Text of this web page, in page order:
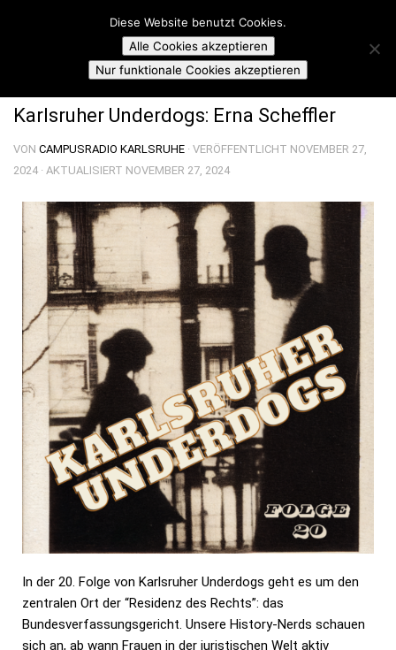
Skip to content
Campusradio Karlsruhe
KARLSRUHER UNDERDOGS
Karlsruher Underdogs: Erna Scheffler
VON CAMPUSRADIO KARLSRUHE · VERÖFFENTLICHT NOVEMBER 27,
2024· AKTUALISIERT NOVEMBER 27, 2024
In der 20. Folge von Karlsruher Underdogs geht es um den
zentralen Ort der “Residenz des Rechts”: das
Bundesverfassungsgericht. Unsere History-Nerds schauen
sich an, ab wann Frauen in der juristischen Welt aktiv
Diese Website benutzt Cookies.
Alle Cookies akzeptieren
Nur funktionale Cookies akzeptieren